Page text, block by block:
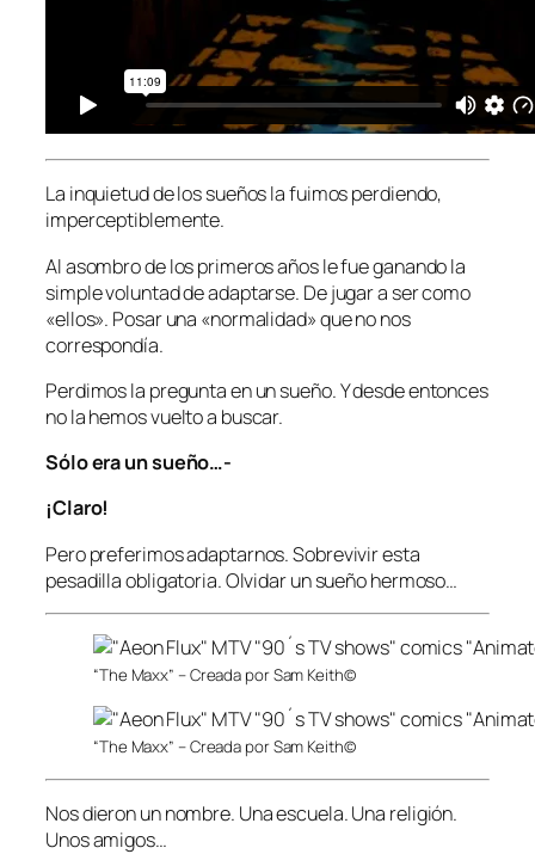
La inquietud de los sueños la fuimos perdiendo,
imperceptiblemente.
Al asombro de los primeros años le fue ganando la
simple voluntad de adaptarse. De jugar a ser como
«ellos». Posar una «normalidad» que no nos
correspondía.
Perdimos la pregunta en un sueño. Y desde entonces
no la hemos vuelto a buscar.
Sólo era un sueño…-
¡Claro!
Pero preferimos adaptarnos. Sobrevivir esta
pesadilla obligatoria. Olvidar un sueño hermoso…
“The Maxx” – Creada por Sam Keith©
“The Maxx” – Creada por Sam Keith©
Nos dieron un nombre. Una escuela. Una religión.
Unos amigos…